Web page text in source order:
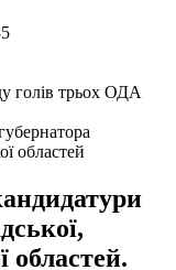
областей
областей.